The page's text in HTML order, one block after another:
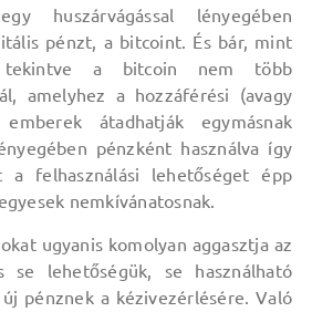
huszárvágással lényegében
pénzt, a bitcoint. És bár, mint
tekintve a bitcoin nem több
amelyhez a hozzáférési (avagy
átadhatják egymásnak
pénzként használva így
a felhasználási lehetőséget épp
nemkívánatosnak.
ugyanis komolyan aggasztja az
lehetőségük, se használható
pénznek a kézivezérlésére. Való